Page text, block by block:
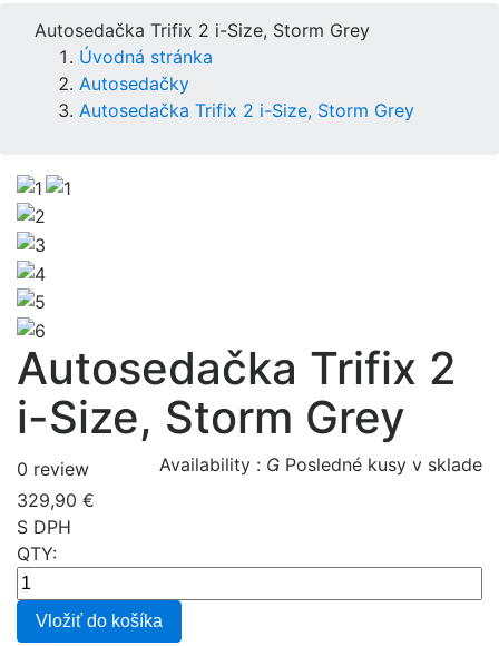
Autosedačka Trifix 2 i-Size, Storm Grey
Úvodná stránka
Autosedačky
Autosedačka Trifix 2 i-Size, Storm Grey
Autosedačka Trifix 2
i-Size, Storm Grey
0 review Availability :  Posledné kusy v sklade
329,90 €
S DPH
QTY:
Vložiť do košíka